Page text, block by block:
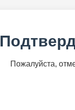
Пожалуйста,